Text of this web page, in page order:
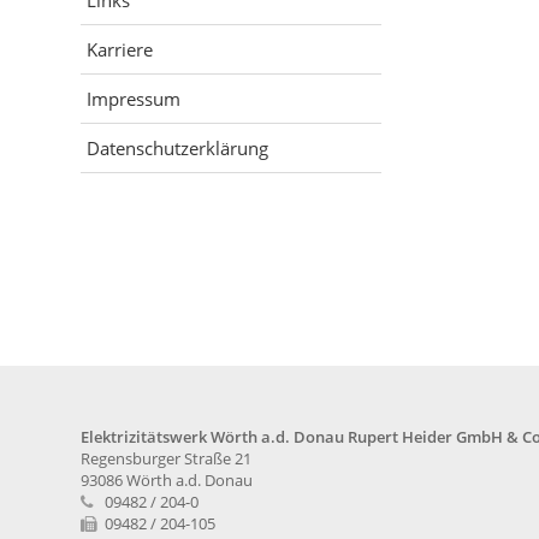
Karriere
Impressum
Datenschutzerklärung
Elektrizitätswerk Wörth a.d. Donau Rupert Heider GmbH &
Regensburger Straße 21
93086 Wörth a.d. Donau
09482 / 204-0
09482 / 204-105